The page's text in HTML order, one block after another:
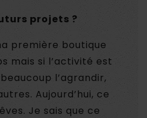
projets ?
première boutique
mais si l’activité est
l’agrandir,
Aujourd’hui, ce
Je sais que ce